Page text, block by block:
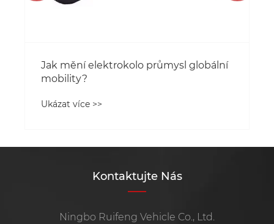
Jak mění elektrokolo průmysl globální
mobility?
Ukázat více >>
Kontaktujte Nás
Ningbo Ruifeng Vehicle Co., Ltd.